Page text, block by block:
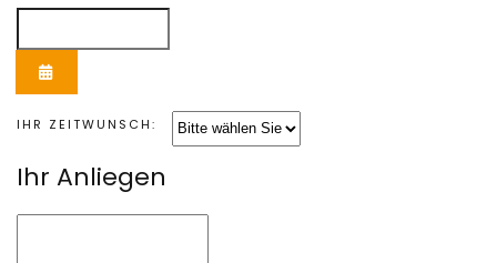
KALENDER ÖFFNEN
IHR ZEITWUNSCH:
Ihr Anliegen